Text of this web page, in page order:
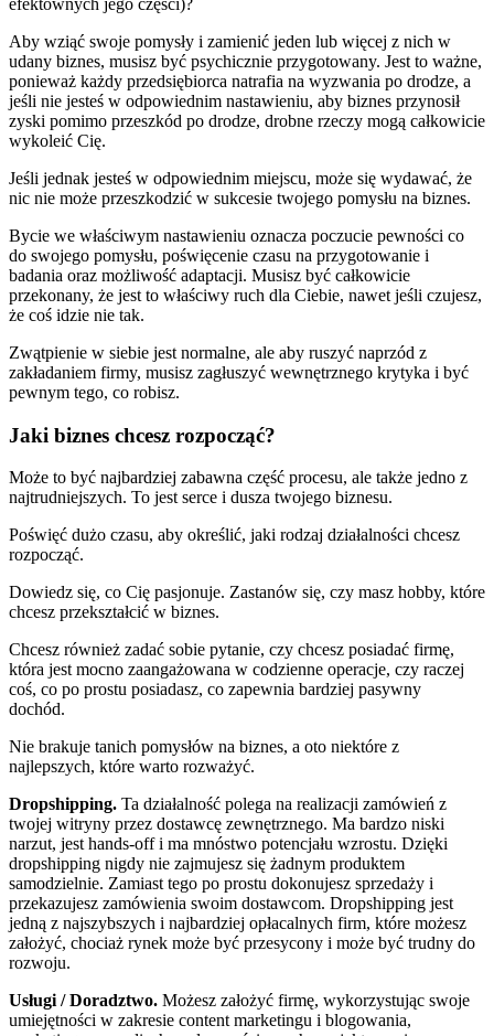
efektownych jego części)?
Aby wziąć swoje pomysły i zamienić jeden lub więcej z nich w
udany biznes, musisz być psychicznie przygotowany. Jest to ważne,
ponieważ każdy przedsiębiorca natrafia na wyzwania po drodze, a
jeśli nie jesteś w odpowiednim nastawieniu, aby biznes przynosił
zyski pomimo przeszkód po drodze, drobne rzeczy mogą całkowicie
wykoleić Cię.
Jeśli jednak jesteś w odpowiednim miejscu, może się wydawać, że
nic nie może przeszkodzić w sukcesie twojego pomysłu na biznes.
Bycie we właściwym nastawieniu oznacza poczucie pewności co
do swojego pomysłu, poświęcenie czasu na przygotowanie i
badania oraz możliwość adaptacji. Musisz być całkowicie
przekonany, że jest to właściwy ruch dla Ciebie, nawet jeśli czujesz,
że coś idzie nie tak.
Zwątpienie w siebie jest normalne, ale aby ruszyć naprzód z
zakładaniem firmy, musisz zagłuszyć wewnętrznego krytyka i być
pewnym tego, co robisz.
Jaki biznes chcesz rozpocząć?
Może to być najbardziej zabawna część procesu, ale także jedno z
najtrudniejszych. To jest serce i dusza twojego biznesu.
Poświęć dużo czasu, aby określić, jaki rodzaj działalności chcesz
rozpocząć.
Dowiedz się, co Cię pasjonuje. Zastanów się, czy masz hobby, które
chcesz przekształcić w biznes.
Chcesz również zadać sobie pytanie, czy chcesz posiadać firmę,
która jest mocno zaangażowana w codzienne operacje, czy raczej
coś, co po prostu posiadasz, co zapewnia bardziej pasywny
dochód.
Nie brakuje tanich pomysłów na biznes, a oto niektóre z
najlepszych, które warto rozważyć.
Dropshipping. Ta działalność polega na realizacji zamówień z
twojej witryny przez dostawcę zewnętrznego. Ma bardzo niski
narzut, jest hands-off i ma mnóstwo potencjału wzrostu. Dzięki
dropshipping nigdy nie zajmujesz się żadnym produktem
samodzielnie. Zamiast tego po prostu dokonujesz sprzedaży i
przekazujesz zamówienia swoim dostawcom. Dropshipping jest
jedną z najszybszych i najbardziej opłacalnych firm, które możesz
założyć, chociaż rynek może być przesycony i może być trudny do
rozwoju.
Usługi / Doradztwo. Możesz założyć firmę, wykorzystując swoje
umiejętności w zakresie content marketingu i blogowania,